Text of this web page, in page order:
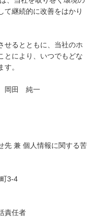
て継続的に改善をはかり
せるとともに、当社のホ
とにより、いつでもどな
。
岡田 純一
先 兼 個人情報に関する苦
3-4
責任者